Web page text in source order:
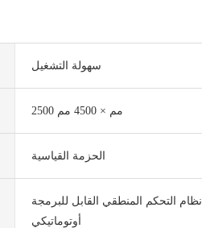
سهولة التشغيل
2500 مم × 4500 مم
الحزمة القياسية
نظام التحكم المنطقي القابل للبرمجة (PLC)
أوتوماتيكي